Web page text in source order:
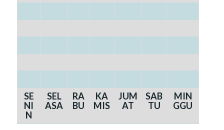
SE
NI
N
SEL
ASA
RA
BU
KA
MIS
JUM
AT
SAB
TU
MIN
GGU